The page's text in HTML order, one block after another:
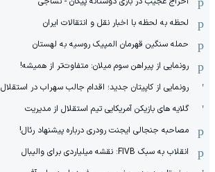
لحظه به لحظه با اخبار نقل و انتقالات ایران
حمله سنگین قهرمان المپیک روسیه به لهستان
رونمایی از پیراهن سوم میلان: متفاوت‌تر از همیشه!
رونمایی از کاپیتان جدید؛ اقدام جالب سهراب در استقلال
گلایه های بازیکن آمریکایی تیم استقلال از مدیریت
مصاحبه جنجالی ایجنت رودری درباره پیشنهاد رئال!
انقلاب به سبک FIVB: نقشه میلیاردی برای والیبال